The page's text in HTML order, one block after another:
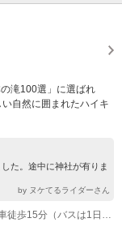
滝100選」に選ばれ
自然に囲まれたハイキ
た。途中に神社が有りま
by ヌケてるライダーさん
(1)新宮駅 バス 25分 熊野交通バス高田行き相賀下車徒歩15分（バスは1日3本）